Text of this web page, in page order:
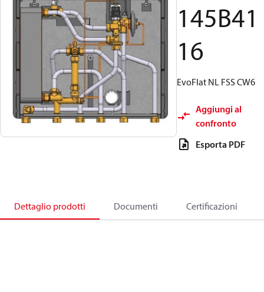
145B41
16
EvoFlat NL FSS CW6
Aggiungi al
confronto
Esporta PDF
Dettaglio prodotti Documenti Certificazioni